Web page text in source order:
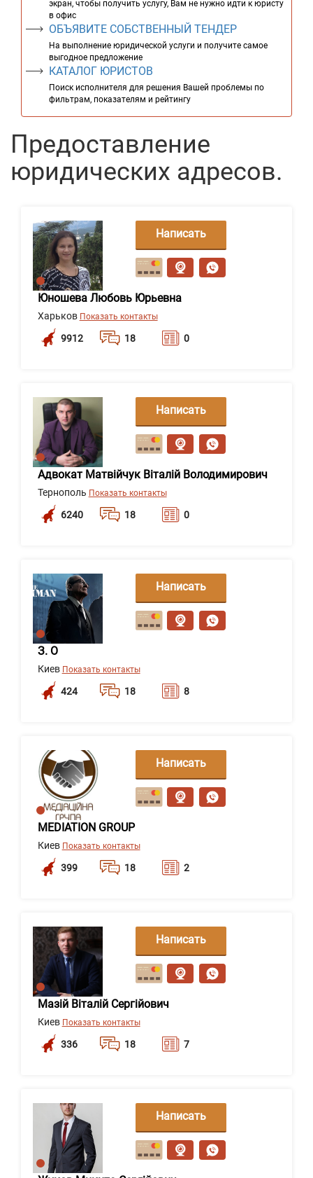
экран, чтобы получить услугу, Вам не нужно идти к юристу
в офис
ОБЪЯВИТЕ СОБСТВЕННЫЙ ТЕНДЕР
На выполнение юридической услуги и получите самое
выгодное предложение
КАТАЛОГ ЮРИСТОВ
Поиск исполнителя для решения Вашей проблемы по
фильтрам, показателям и рейтингу
Предоставление
юридических адресов.
Юношева Любовь Юрьевна
Харьков Показать контакты
9912 18 0
Написать
сообщение
Адвокат Матвійчук Віталій Володимирович
Тернополь Показать контакты
6240 18 0
Написать
сообщение
З. О
Киев Показать контакты
424 18 8
Написать
сообщение
MEDIATION GROUP
Киев Показать контакты
399 18 2
Написать
сообщение
Мазій Віталій Сергійович
Киев Показать контакты
336 18 7
Написать
сообщение
Написать
сообщение